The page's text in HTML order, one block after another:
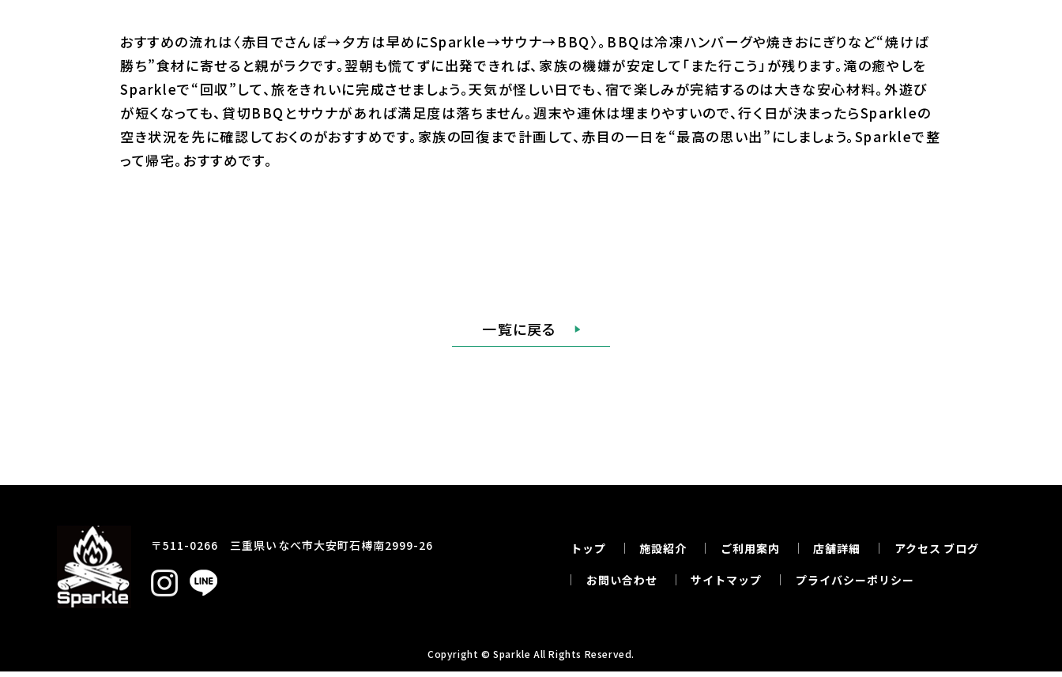
おすすめの流れは〈赤目でさんぽ→夕方は早めにSparkle→サウナ→BBQ〉。BBQは冷凍ハンバーグや焼きおにぎりなど“焼けば
勝ち”食材に寄せると親がラクです。翌朝も慌てずに出発できれば、家族の機嫌が安定して「また行こう」が残ります。滝の癒やしを
Sparkleで“回収”して、旅をきれいに完成させましょう。天気が怪しい日でも、宿で楽しみが完結するのは大きな安心材料。外遊び
が短くなっても、貸切BBQとサウナがあれば満足度は落ちません。週末や連休は埋まりやすいので、行く日が決まったらSparkleの
空き状況を先に確認しておくのがおすすめです。家族の回復まで計画して、赤目の一日を“最高の思い出”にしましょう。Sparkleで整
って帰宅。おすすめです。
一覧に戻る
〒511-0266 三重県いなべ市大安町石榑南2999-26 トップ 施設紹介 ご利用案内 店舗詳細 アクセス ブログ
お問い合わせ
サイトマップ プライバシーポリシー
Copyright ©Sparkle All Rights Reserved.